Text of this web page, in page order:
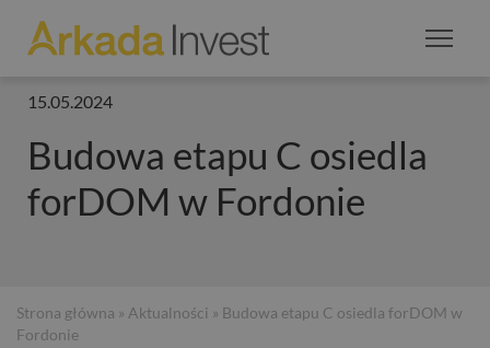
15.05.2024
Budowa etapu C osiedla
forDOM w Fordonie
Strona główna » Aktualności » Budowa etapu C osiedla forDOM w
Fordonie